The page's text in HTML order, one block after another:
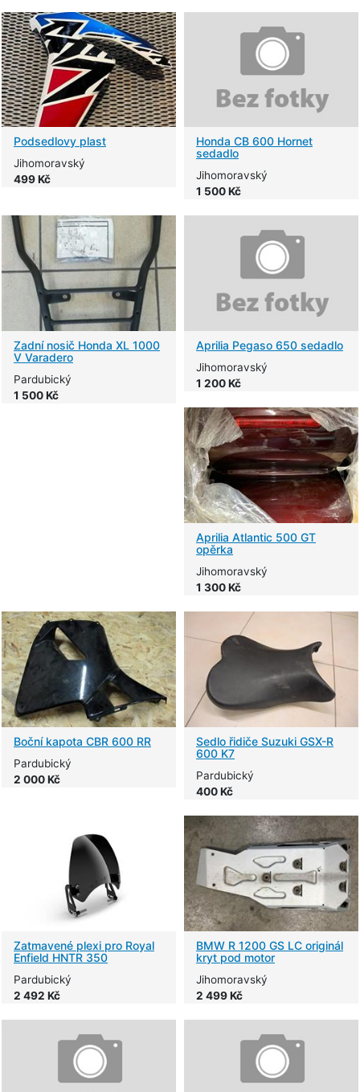
Podsedlovy plast
Jihomoravský
499 Kč
Honda CB 600 Hornet
sedadlo
Jihomoravský
1 500 Kč
Zadní nosič Honda XL 1000
V Varadero
Pardubický
1 500 Kč
Aprilia Pegaso 650 sedadlo
Jihomoravský
1 200 Kč
Aprilia Atlantic 500 GT
opěrka
Jihomoravský
1 300 Kč
Boční kapota CBR 600 RR
Pardubický
2 000 Kč
Sedlo řidiče Suzuki GSX-R
600 K7
Pardubický
400 Kč
Zatmavené plexi pro Royal
Enfield HNTR 350
Pardubický
2 492 Kč
BMW R 1200 GS LC originál
kryt pod motor
Jihomoravský
2 499 Kč